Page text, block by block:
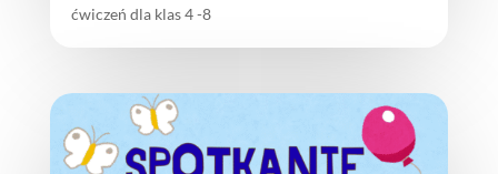
ćwiczeń dla klas 4 -8